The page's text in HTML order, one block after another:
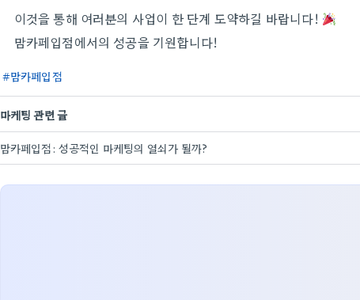
이것을 통해 여러분의 사업이 한 단계 도약하길 바랍니다!
맘카페입점에서의 성공을 기원합니다!
맘카페입점
마케팅 관련 글
맘카페입점: 성공적인 마케팅의 열쇠가 될까?